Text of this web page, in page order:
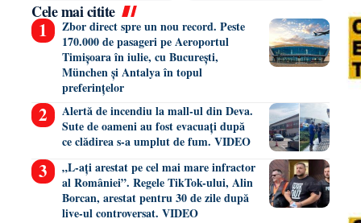
Cele mai citite
Zbor direct spre un nou record. Peste
170.000 de pasageri pe Aeroportul
Timișoara în iulie, cu București,
München și Antalya în topul
preferințelor
Alertă de incendiu la mall-ul din Deva.
Sute de oameni au fost evacuați după
ce clădirea s-a umplut de fum. VIDEO
„L-ați arestat pe cel mai mare infractor
al României”. Regele TikTok-ului, Alin
Borcan, arestat pentru 30 de zile după
live-ul controversat. VIDEO